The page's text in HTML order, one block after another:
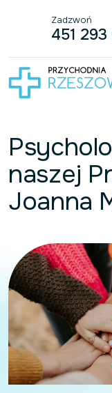
Przejdź do treści
Zadzwoń
451 293
naszej
Joanna